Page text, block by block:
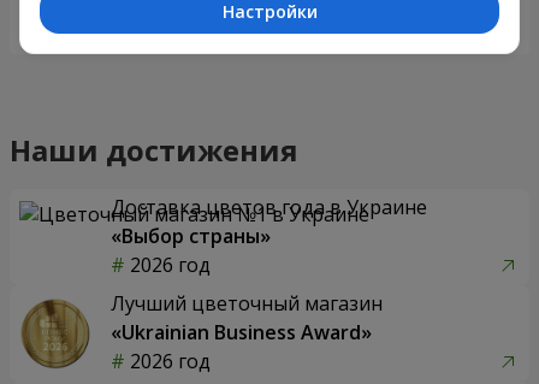
Наши достижения
Доставка цветов года в Украине
«Выбор страны»
2026 год
Лучший цветочный магазин
«Ukrainian Business Award»
2026 год
Настройки